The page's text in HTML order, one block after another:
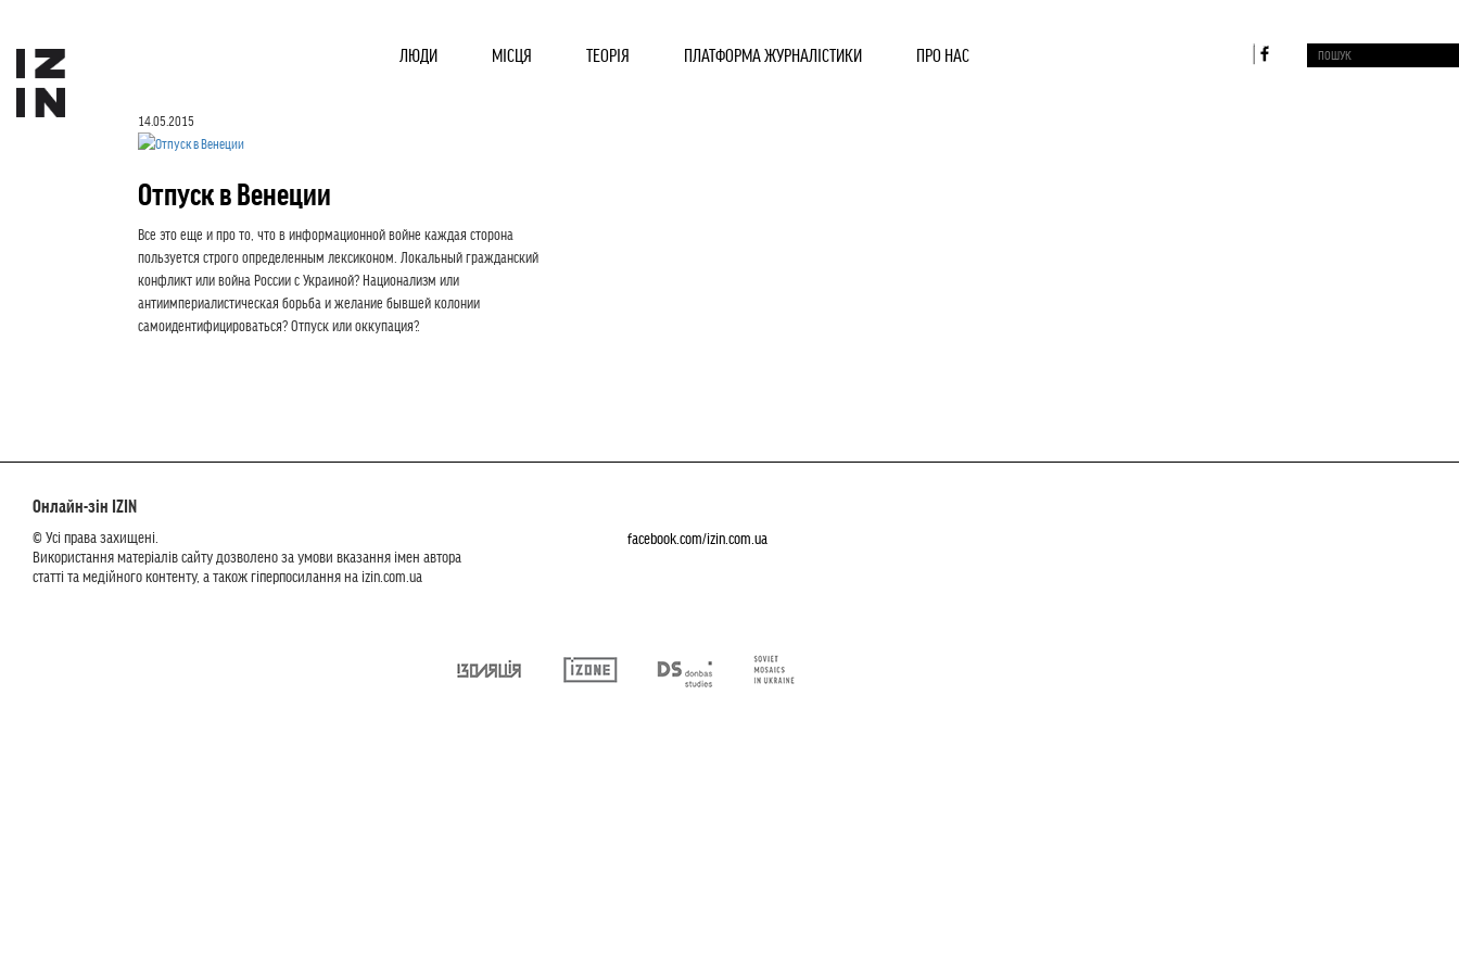
ЛЮДИ МІСЦЯ ТЕОРІЯ ПЛАТФОРМА ЖУРНАЛІСТИКИ ПРО НАС
14.05.2015
Отпуск в Венеции
Все это еще и про то, что в информационной войне каждая сторона
пользуется строго определенным лексиконом. Локальный гражданский
конфликт или война России с Украиной? Национализм или
антиимпериалистическая борьба и желание бывшей колонии
самоидентифицироваться? Отпуск или оккупация?.
Онлайн-зін IZIN
© Усі права захищені.
Використання матеріалів сайту дозволено за умови вказання імен автора
статті та медійного контенту, а також гіперпосилання на izin.com.ua
facebook.com/izin.com.ua